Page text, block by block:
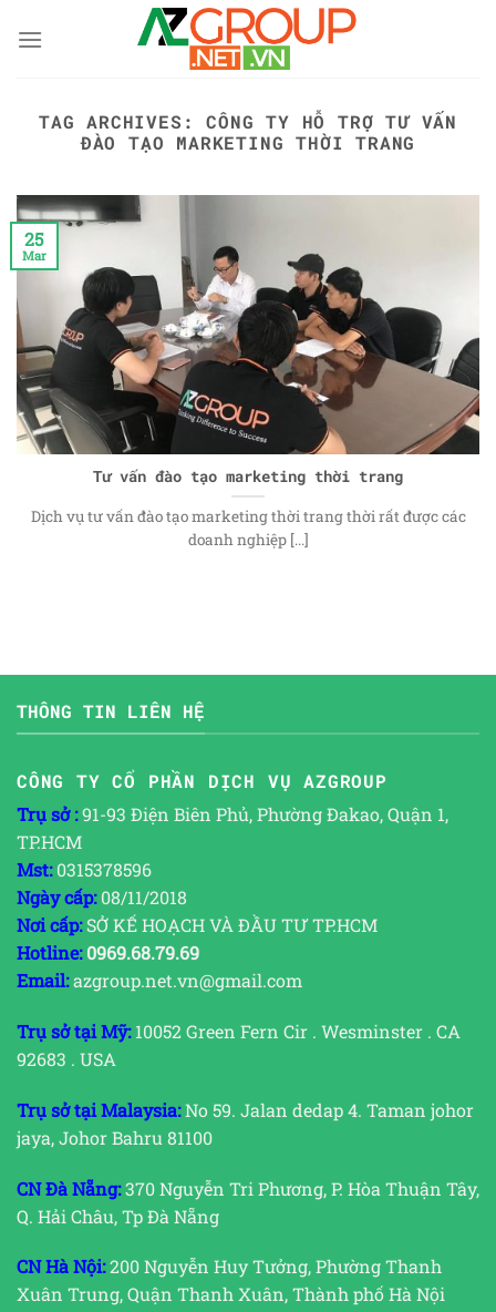
TAG ARCHIVES:CÔNG TY HỖ TRỢ TƯ VẤN
ĐÀO TẠO MARKETING THỜI TRANG
Tư vấn đào tạo marketing thời trang
Dịch vụ tư vấn đào tạo marketing thời trang thời rất được các
doanh nghiệp [...]
25
Mar
THÔNG TIN LIÊN HỆ
CÔNG TY CỔ PHẦN DỊCH VỤ AZGROUP
Trụ sở :91-93 Điện Biên Phủ, Phường Đakao, Quận 1,
TP.HCM
Mst:0315378596
Ngày cấp:08/11/2018
Nơi cấp:SỞ KẾ HOẠCH VÀ ĐẦU TƯ TP.HCM
Hotline: 0969.68.79.69
Email:azgroup.net.vn@gmail.com
Trụ sở tại Mỹ:10052 Green Fern Cir . Wesminster . CA
92683 . USA
Trụ sở tại Malaysia:No 59. Jalan dedap 4. Taman johor
jaya, Johor Bahru 81100
CN Đà Nẵng:370 Nguyễn Tri Phương, P. Hòa Thuận Tây,
Q. Hải Châu, Tp Đà Nẵng
CN Hà Nội:200 Nguyễn Huy Tưởng, Phường Thanh
Xuân Trung, Quận Thanh Xuân, Thành phố Hà Nội